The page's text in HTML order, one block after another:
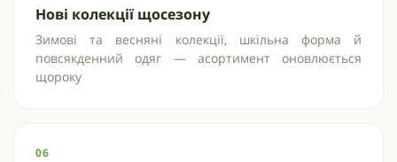
Нові колекції щосезону
Зимові та весняні колекції, шкільна форма й
повсякденний одяг — асортимент оновлюється
щороку
06